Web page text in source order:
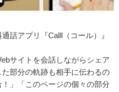
話アプリ『Calll（コール）』
サイトを会話しながらシェア
部分の軌跡も相手に伝わるの
」「このページの個々の部分